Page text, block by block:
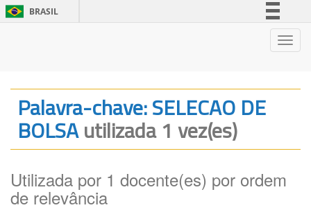
BRASIL
Legislação
Canais
Palavra-chave: SELECAO DE
BOLSAutilizada 1 vez(es)
Utilizada por 1 docente(es) por ordem
de relevância